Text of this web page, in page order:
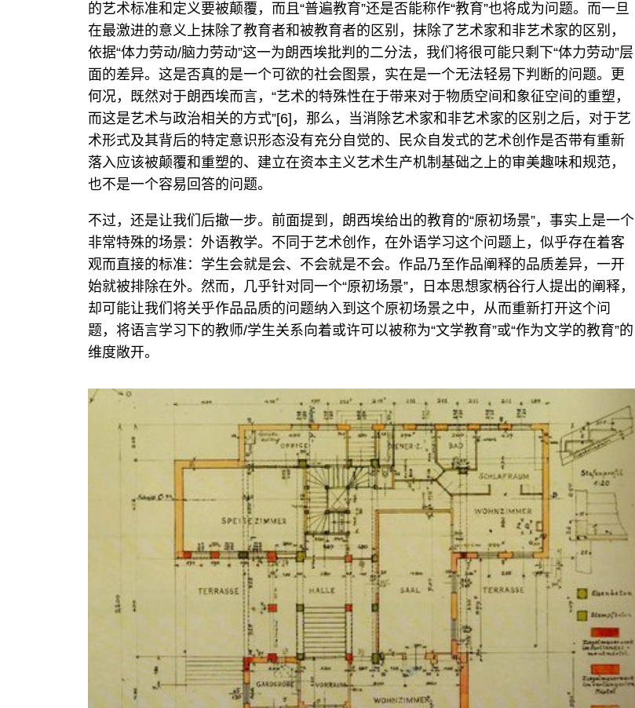
的艺术标准和定义要被颠覆，而且“普遍教育”还是否能称作“教育”也将成为问题。而一旦
在最激进的意义上抹除了教育者和被教育者的区别，抹除了艺术家和非艺术家的区别，
依据“体力劳动/脑力劳动”这一为朗西埃批判的二分法，我们将很可能只剩下“体力劳动”层
面的差异。这是否真的是一个可欲的社会图景，实在是一个无法轻易下判断的问题。更
何况，既然对于朗西埃而言，“艺术的特殊性在于带来对于物质空间和象征空间的重塑，
而这是艺术与政治相关的方式”[6]，那么，当消除艺术家和非艺术家的区别之后，对于艺
术形式及其背后的特定意识形态没有充分自觉的、民众自发式的艺术创作是否带有重新
落入应该被颠覆和重塑的、建立在资本主义艺术生产机制基础之上的审美趣味和规范，
也不是一个容易回答的问题。
不过，还是让我们后撤一步。前面提到，朗西埃给出的教育的“原初场景”，事实上是一个
非常特殊的场景：外语教学。不同于艺术创作，在外语学习这个问题上，似乎存在着客
观而直接的标准：学生会就是会、不会就是不会。作品乃至作品阐释的品质差异，一开
始就被排除在外。然而，几乎针对同一个“原初场景”，日本思想家柄谷行人提出的阐释，
却可能让我们将关乎作品品质的问题纳入到这个原初场景之中，从而重新打开这个问
题，将语言学习下的教师/学生关系向着或许可以被称为“文学教育”或“作为文学的教育”的
维度敞开。